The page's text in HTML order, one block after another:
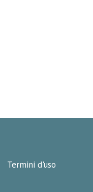
Termini d'uso